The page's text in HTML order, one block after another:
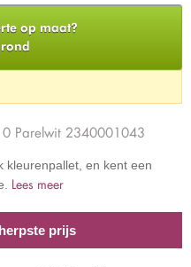
op maat?
Parelwit 2340001043
kleurenpallet, en kent een
Lees meer
prijs